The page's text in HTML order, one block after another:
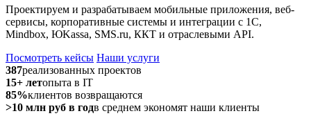
Проектируем и разрабатываем мобильные приложения, веб-
сервисы, корпоративные системы и интеграции с 1С,
Mindbox, ЮKassa, SMS.ru, ККТ и отраслевыми API.
Посмотреть кейсы Наши услуги
387реализованных проектов
15+ летопыта в IT
85%клиентов возвращаются
>10 млн руб в годв среднем экономят наши клиенты